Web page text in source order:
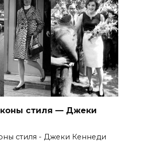
стиля — Джеки
стиля - Джеки Кеннеди